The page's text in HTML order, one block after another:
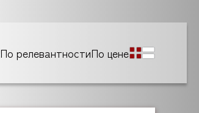
По релевантностиПо цене